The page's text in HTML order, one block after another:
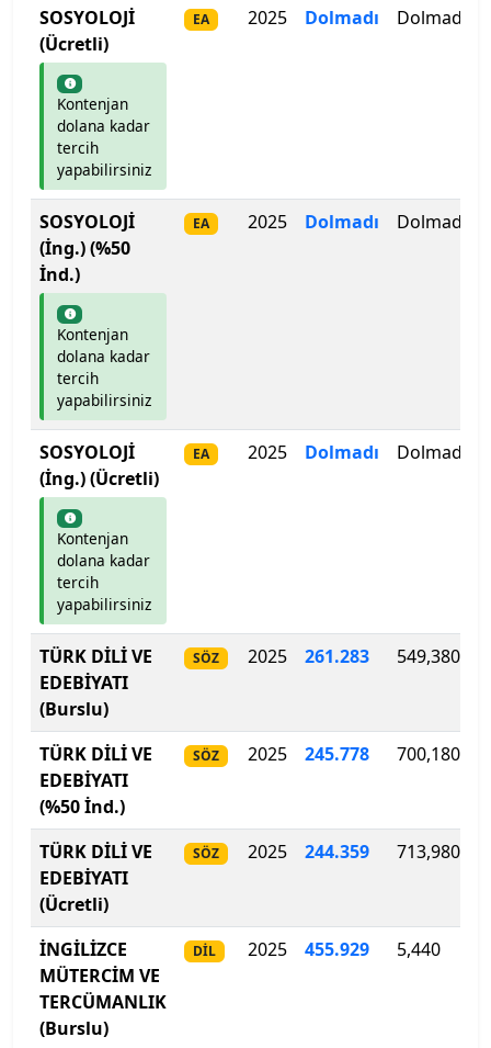
Gaziantep İslam Bilim ve Teknoloji Üniversitesi
Gaziantep Üniversitesi
Gebze Teknik Üniversitesi
Giresun Üniversitesi
Girne Amerikan Üniversitesi
Girne Üniversitesi
Gümüşhane Üniversitesi
Hacettepe Üniversitesi
Hakkari Üniversitesi
Haliç Üniversitesi
Harran Üniversitesi
Hasan Kalyoncu Üniversitesi
Hatay Mustafa Kemal Üniversitesi
Hitit Üniversitesi
Hoca Ahmet Yesevi Uluslararası Türk-Kazak
Üniversitesi
Iğdır Üniversitesi
Isparta Uygulamalı Bilimler Üniversitesi
Işık Üniversitesi
İbn Haldun Üniversitesi
SOSYOLOJİ
(Ücretli)
Kontenjan
dolana kadar
tercih
yapabilirsiniz
EA 2025 Dolmadı Dolmadı
SOSYOLOJİ
(İng.) (%50
İnd.)
Kontenjan
dolana kadar
tercih
yapabilirsiniz
EA 2025 Dolmadı Dolmadı
SOSYOLOJİ
(İng.) (Ücretli)
Kontenjan
dolana kadar
tercih
yapabilirsiniz
EA 2025 Dolmadı Dolmadı
TÜRK DİLİ VE
EDEBİYATI
(Burslu)
SÖZ 2025 261.283 549,380
TÜRK DİLİ VE
EDEBİYATI
(%50 İnd.)
SÖZ 2025 245.778 700,180
TÜRK DİLİ VE
EDEBİYATI
(Ücretli)
SÖZ 2025 244.359 713,980
İNGİLİZCE
MÜTERCİM VE
TERCÜMANLIK
(Burslu)
DİL 2025 455.929 5,440